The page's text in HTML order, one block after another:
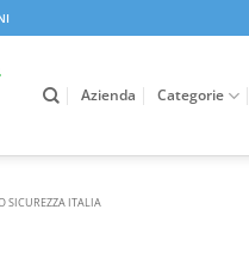
Azienda Categorie
SICUREZZA ITALIA